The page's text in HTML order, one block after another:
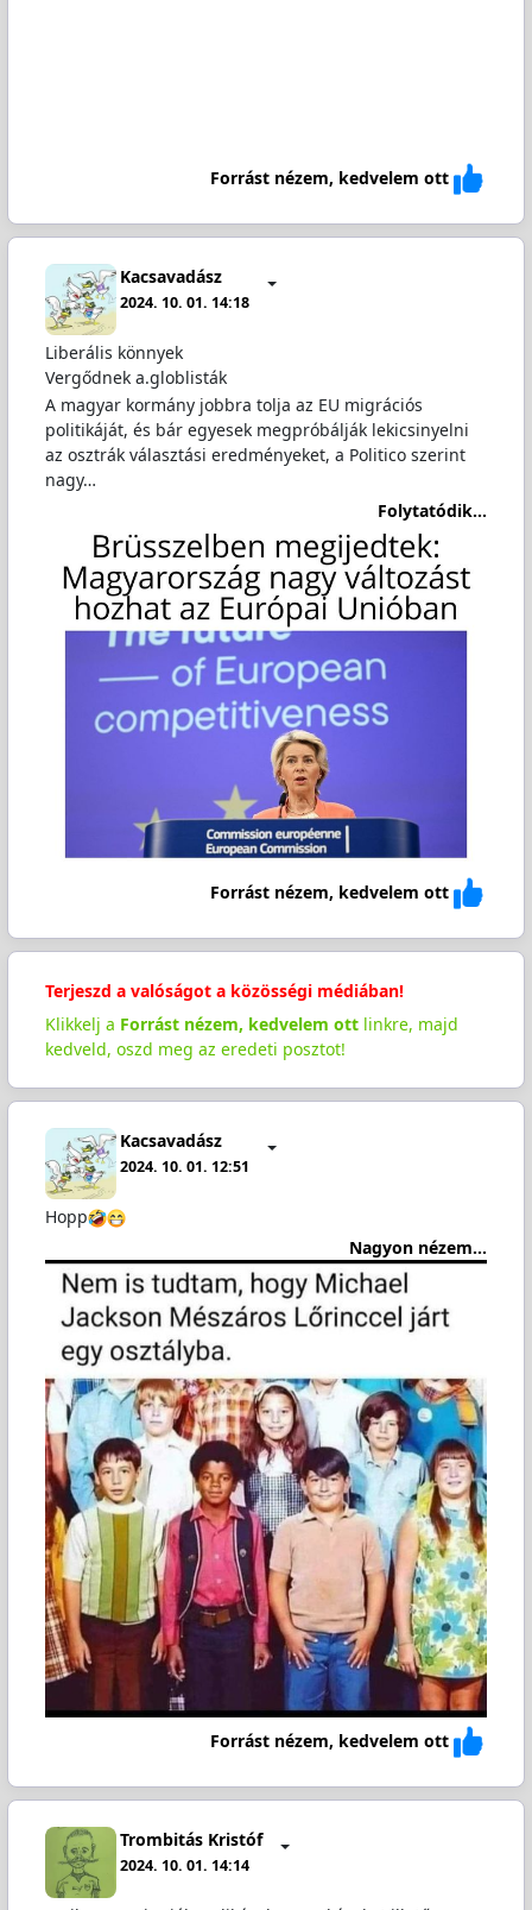
Forrást nézem, kedvelem ott
Kacsavadász
2024. 10. 01. 14:18
Liberális könnyek
Vergődnek a.globlisták
A magyar kormány jobbra tolja az EU migrációs
politikáját, és bár egyesek megpróbálják lekicsinyelni
az osztrák választási eredményeket, a Politico szerint
nagy…
Folytatódik...
Forrást nézem, kedvelem ott
Terjeszd a valóságot a közösségi médiában!
Klikkelj a Forrást nézem, kedvelem ottlinkre, majd
kedveld, oszd meg az eredeti posztot!
Kacsavadász
2024. 10. 01. 12:51
Hopp
Nagyon nézem...
Forrást nézem, kedvelem ott
Trombitás Kristóf
2024. 10. 01. 14:14